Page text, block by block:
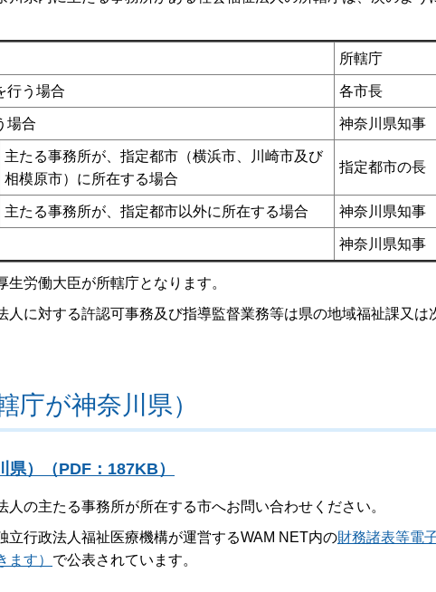
所轄庁
行う場合 各市長
場合 神奈川県知事
主たる事務所が、指定都市（横浜市、川崎市及び
相模原市）に所在する場合
指定都市の長
主たる事務所が、指定都市以外に所在する場合 神奈川県知事
神奈川県知事
労働大臣が所轄庁となります。
に対する許認可事務及び指導監督業務等は県の地域福祉課又は
庁が神奈川県）
）（PDF：187KB）
の主たる事務所が所在する市へお問い合わせください。
行政法人福祉医療機構が運営するWAM NET内の財務諸表等電
す） で公表されています。